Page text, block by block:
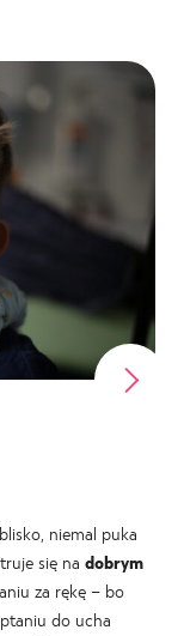
niemal puka
się na dobrym
za rękę – bo
do ucha